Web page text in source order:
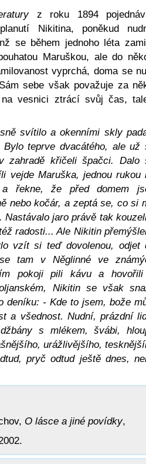
z roku 1894
Nikitina, poněkud
se během jednoho léta
Maruškou, ale do
vyprchá, doma se
sebe však považuje za
na vesnici ztrácí svůj čas,
svítilo a okenními skly
teprve dvacátého, ale už
zahradě křičeli špačci. Dalo
vejde Maruška, jednou rukou
řekne, že před domem
nebo kočár, a zeptá se, co si
Nastávalo jaro právě tak
radosti... Ale Nikitin
vzít si teď dovolenou, odjet
tam v Něglinné ve
pokoji pili kávu a
Nikitin se však
deníku: - Kde to jsem, bože
a všednost. Nudní, prázdní
s mlékem, švábi,
urážlivějšího,
pryč odtud ještě dnes,
O lásce a jiné povídky,